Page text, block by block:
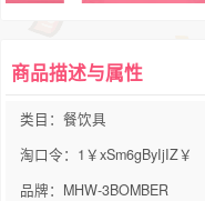
商品描述与属性
类目：餐饮具
淘口令：1￥xSm6gByIjIZ￥
品牌：MHW-3BOMBER